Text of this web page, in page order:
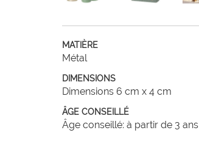
MATIÈRE
Métal
DIMENSIONS
Dimensions 6 cm x 4 cm
ÂGE CONSEILLÉ
Âge conseillé: à partir de 3 ans